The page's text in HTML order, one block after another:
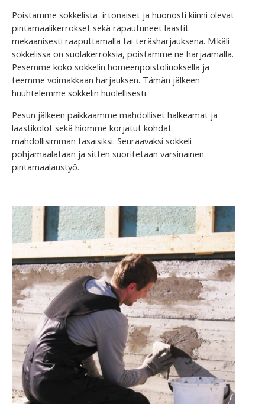
Poistamme sokkelista irtonaiset ja huonosti kiinni olevat
pintamaalikerrokset sekä rapautuneet laastit
mekaanisesti raaputtamalla tai teräsharjauksena. Mikäli
sokkelissa on suolakerroksia, poistamme ne harjaamalla.
Pesemme koko sokkelin homeenpoistoliuoksella ja
teemme voimakkaan harjauksen. Tämän jälkeen
huuhtelemme sokkelin huolellisesti.
Pesun jälkeen paikkaamme mahdolliset halkeamat ja
laastikolot sekä hiomme korjatut kohdat
mahdollisimman tasaisiksi. Seuraavaksi sokkeli
pohjamaalataan ja sitten suoritetaan varsinainen
pintamaalaustyö.